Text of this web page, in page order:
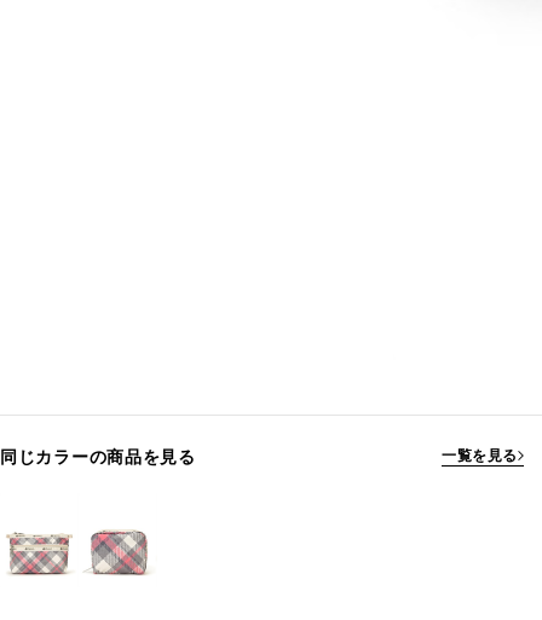
同じカラーの商品を見る 一覧を見る